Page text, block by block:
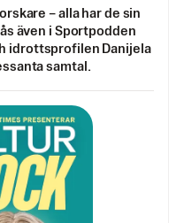
– alla har de sin
även i Sportpodden
idrottsprofilen Danijela
samtal.